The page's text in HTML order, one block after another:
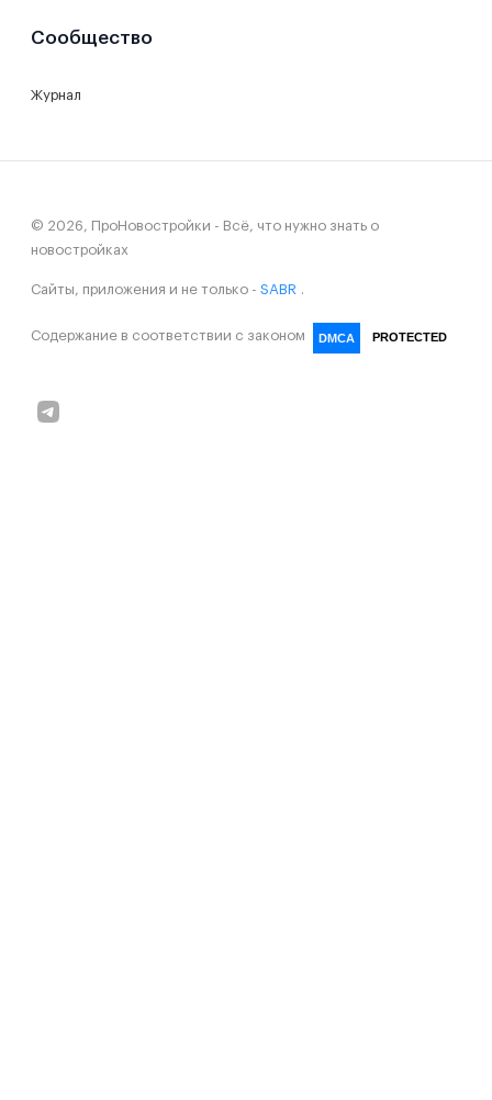
Сообщество
Журнал
© 2026, ПроНовостройки - Всё, что нужно знать о
новостройках
Сайты, приложения и не только - SABR .
Содержание в соответствии с законом DMCA PROTECTED